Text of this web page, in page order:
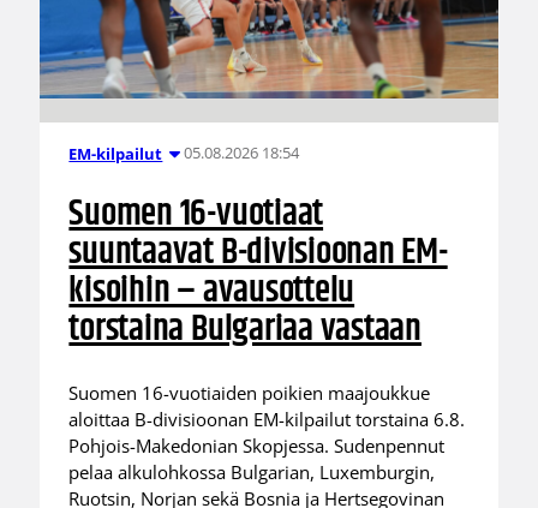
EM-kilpailut 05.08.2026 18:54
Suomen 16-vuotiaat
suuntaavat B-divisioonan EM-
kisoihin – avausottelu
torstaina Bulgariaa vastaan
Suomen 16-vuotiaiden poikien maajoukkue
aloittaa B-divisioonan EM-kilpailut torstaina 6.8.
Pohjois-Makedonian Skopjessa. Sudenpennut
pelaa alkulohkossa Bulgarian, Luxemburgin,
Ruotsin, Norjan sekä Bosnia ja Hertsegovinan